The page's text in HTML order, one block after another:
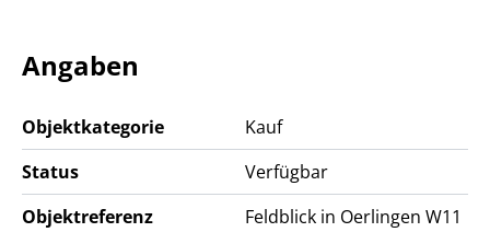
Angaben
Objektkategorie
Kauf
Status
Verfügbar
Objektreferenz
Feldblick in Oerlingen W11